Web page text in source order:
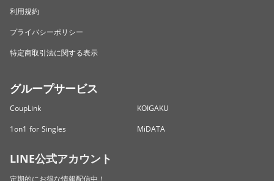
利用規約
プライバシーポリシー
特定商取引法に関する表示
グループサービス
CoupLink
KOIGAKU
1on1 for Singles
MiDATA
LINE公式アカウント
定期的にお得な情報配信中！